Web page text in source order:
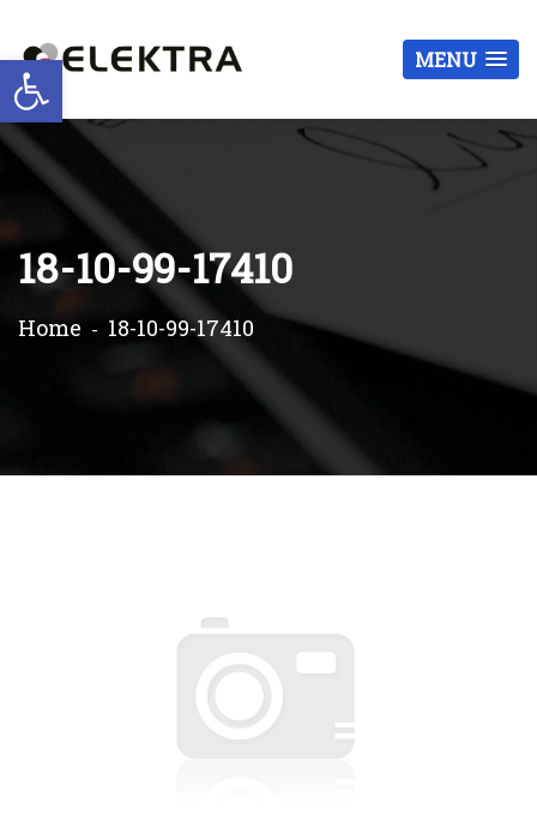
Otwórz pasek narzędzi MENU
18-10-99-17410
Home 18-10-99-17410